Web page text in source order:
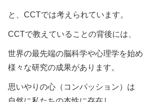
と、CCTでは考えられています。
CCTで教えていることの背後には、
世界の最先端の脳科学や心理学を始め
様々な研究の成果があります。
思いやりの心（コンパッション）は